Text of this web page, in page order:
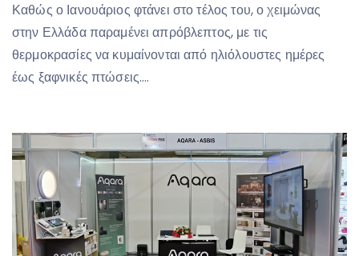
Καθώς ο Ιανουάριος φτάνει στο τέλος του, ο χειμώνας
στην Ελλάδα παραμένει απρόβλεπτος, με τις
θερμοκρασίες να κυμαίνονται από ηλιόλουστες ημέρες
έως ξαφνικές πτώσεις....